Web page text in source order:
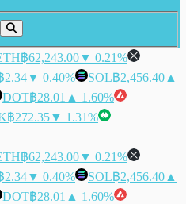
฿62,243.00▼ 0.21%
2.34▼ 0.40% SOL฿2,456.40 ▲
DOT฿28.01 ▲ 1.60%
฿272.35▼ 1.31%
฿62,243.00▼ 0.21%
2.34▼ 0.40% SOL฿2,456.40 ▲
DOT฿28.01 ▲ 1.60%